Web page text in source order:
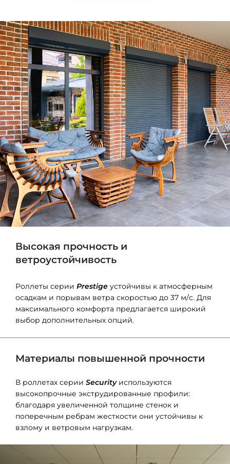
Высокая прочность и
ветроустойчивость
Роллеты серии Prestige устойчивы к атмосферным
осадкам и порывам ветра скоростью до 37 м/с. Для
максимального комфорта предлагается широкий
выбор дополнительных опций.
Материалы повышенной прочности
В роллетах серии Security используются
высокопрочные экструдированные профили:
благодаря увеличенной толщине стенок и
поперечным ребрам жесткости они устойчивы к
взлому и ветровым нагрузкам.